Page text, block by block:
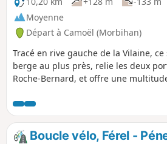
Moyenne
Départ à Camoël (Morbihan)
Tracé en rive gauche de la Vilaine,
berge au plus près, relie les deux
Roche-Bernard, et offre une
revenir en bateau ou canoë.
Boucle vélo, Férel -